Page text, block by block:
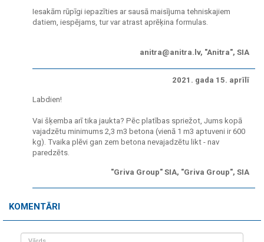
Iesakām rūpīgi iepazīties ar sausā maisījuma tehniskajiem
datiem, iespējams, tur var atrast aprēķina formulas.
anitra@anitra.lv, "Anitra", SIA
2021. gada 15. aprīlī
Labdien!
Vai šķemba arī tika jaukta? Pēc platības spriežot, Jums kopā
vajadzētu minimums 2,3 m3 betona (vienā 1 m3 aptuveni ir 600
kg). Tvaika plēvi gan zem betona nevajadzētu likt - nav
paredzēts.
"Griva Group" SIA, "Griva Group", SIA
KOMENTĀRI
Vārds